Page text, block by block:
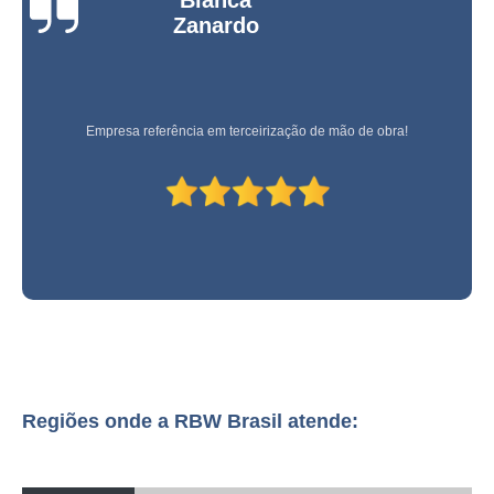
empresa especializada em terceirização de movimentação de carga com
guindaste Amparo
empresa especializada em terceirização de movimentação de carga
perigosa Cajamar
terceirização de movimentação de carga suspensa Matão
terceirização de movimentação de cargas pesadas empresa Lins
Zanardo
Empresa referência em terceirização de mão de obra!
Regiões onde a RBW Brasil atende: